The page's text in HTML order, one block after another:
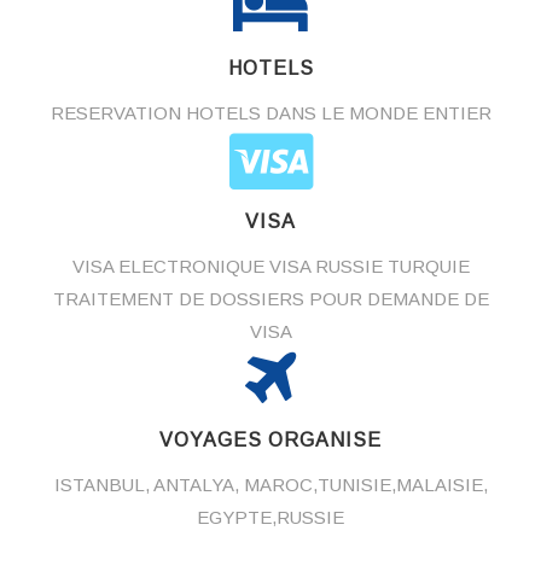
HOTELS
RESERVATION HOTELS DANS LE MONDE ENTIER
VISA
VISA ELECTRONIQUE VISA RUSSIE TURQUIE
TRAITEMENT DE DOSSIERS POUR DEMANDE DE
VISA
VOYAGES ORGANISE
ISTANBUL, ANTALYA, MAROC,TUNISIE,MALAISIE,
EGYPTE,RUSSIE